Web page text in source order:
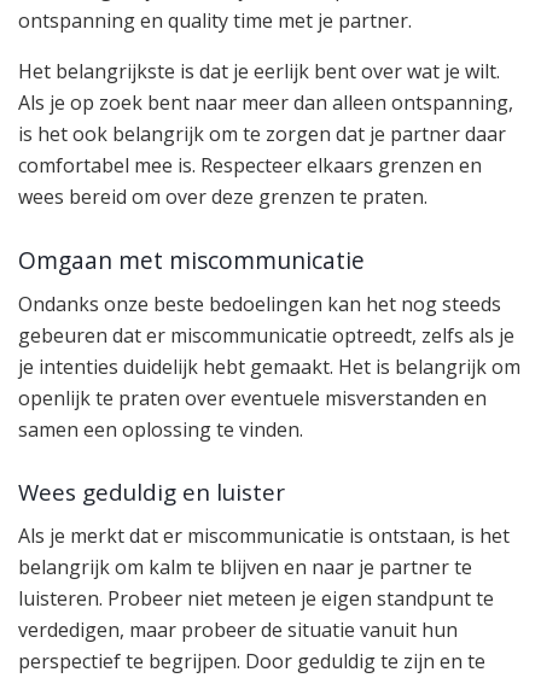
ontspanning en quality time met je partner.
Het belangrijkste is dat je eerlijk bent over wat je wilt.
Als je op zoek bent naar meer dan alleen ontspanning,
is het ook belangrijk om te zorgen dat je partner daar
comfortabel mee is. Respecteer elkaars grenzen en
wees bereid om over deze grenzen te praten.
Omgaan met miscommunicatie
Ondanks onze beste bedoelingen kan het nog steeds
gebeuren dat er miscommunicatie optreedt, zelfs als je
je intenties duidelijk hebt gemaakt. Het is belangrijk om
openlijk te praten over eventuele misverstanden en
samen een oplossing te vinden.
Wees geduldig en luister
Als je merkt dat er miscommunicatie is ontstaan, is het
belangrijk om kalm te blijven en naar je partner te
luisteren. Probeer niet meteen je eigen standpunt te
verdedigen, maar probeer de situatie vanuit hun
perspectief te begrijpen. Door geduldig te zijn en te